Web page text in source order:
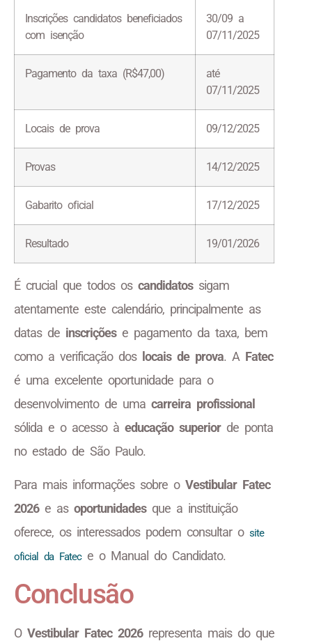
Inscrições candidatos beneficiados
com isenção
30/09 a
07/11/2025
Pagamento da taxa (R$47,00)
até
07/11/2025
Locais de prova 09/12/2025
Provas 14/12/2025
Gabarito oficial 17/12/2025
Resultado 19/01/2026
É crucial que todos os candidatossigam
atentamente este calendário, principalmente as
datas de inscriçõese pagamento da taxa, bem
como a verificação dos locais de prova. A Fatec
é uma excelente oportunidade para o
desenvolvimento de uma carreira profissional
sólida e o acesso à educação superiorde ponta
no estado de São Paulo.
Para mais informações sobre o Vestibular Fatec
2026e as oportunidadesque a instituição
oferece, os interessados podem consultar o site
oficial da Fatece o Manual do Candidato.
Conclusão
O Vestibular Fatec 2026representa mais do que